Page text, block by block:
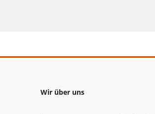
Wir über uns